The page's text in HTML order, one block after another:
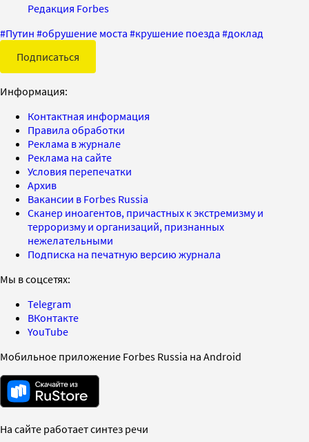
Редакция Forbes
#Путин #обрушение моста #крушение поезда #доклад
Подписаться
Информация:
Контактная информация
Правила обработки
Реклама в журнале
Реклама на сайте
Условия перепечатки
Архив
Вакансии в Forbes Russia
Сканер иноагентов, причастных к экстремизму и
терроризму и организаций, признанных
нежелательными
Подписка на печатную версию журнала
Мы в соцсетях:
Telegram
ВКонтакте
YouTube
Мобильное приложение Forbes Russia на Android
На сайте работает синтез речи